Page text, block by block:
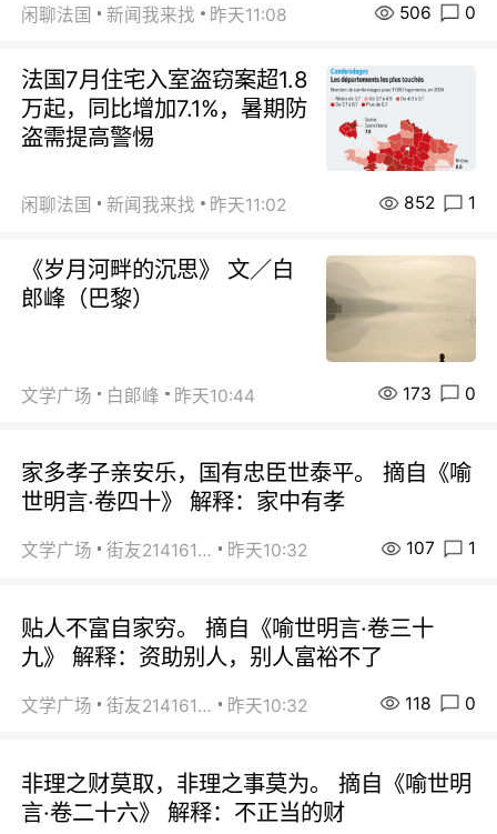
闲聊法国 新闻我来找 昨天11:08 506 0
法国7月住宅入室盗窃案超1.8
万起，同比增加7.1%，暑期防
盗需提高警惕
闲聊法国 新闻我来找 昨天11:02 852 1
《岁月河畔的沉思》 文／白
郎峰（巴黎）
文学广场 白郞峰 昨天10:44 173 0
家多孝子亲安乐，国有忠臣世泰平。 摘自《喻
世明言·卷四十》 解释：家中有孝
文学广场 街友21416156 昨天10:32 107 1
贴人不富自家穷。 摘自《喻世明言·卷三十
九》 解释：资助别人，别人富裕不了
文学广场 街友21416156 昨天10:32 118 0
非理之财莫取，非理之事莫为。 摘自《喻世明
言·卷二十六》 解释：不正当的财